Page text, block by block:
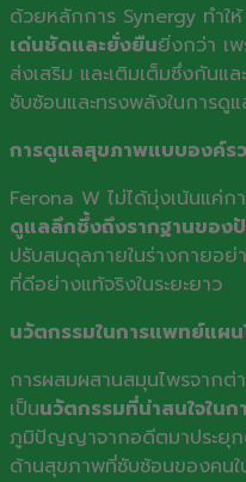
ด้วยหลักการ Synergy ทำให้
เด่นชัดและยั่งยืนยิ่งกว่า เ
ส่งเสริม และเติมเต็มซึ่งกัน
ซับซ้อนและทรงพลังในการดู
การดูแลสุขภาพแบบองค์ร
Ferona W ไม่ได้มุ่งเน้นแค่
ดูแลลึกซึ้งถึงรากฐานของ
ปรับสมดุลภายในร่างกายอย่
ที่ดีอย่างแท้จริงในระยะยาว
นวัตกรรมในการแพทย์แผ
การผสมผสานสมุนไพรจาก
เป็นนวัตกรรมที่น่าสนใจใน
ภูมิปัญญาจากอดีตมาประยุก
ด้านสุขภาพที่ซับซ้อนของคน